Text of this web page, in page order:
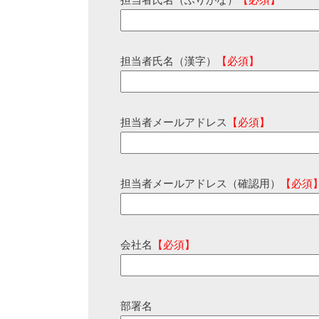
担当者氏名（漢字） 【必須】
担当者メールアドレス 【必須】
担当者メールアドレス（確認用） 【必須
会社名 【必須】
部署名